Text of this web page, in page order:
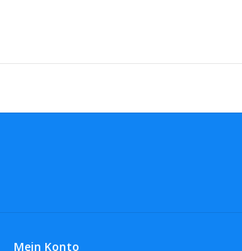
Mein Konto